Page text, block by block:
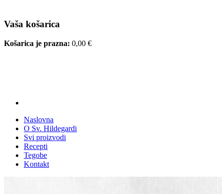
Vaša košarica
Košarica je prazna: 0,00 €
Naslovna
O Sv. Hildegardi
Svi proizvodi
Recepti
Tegobe
Kontakt